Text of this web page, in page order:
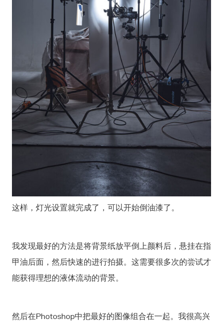
这样，灯光设置就完成了，可以开始倒油漆了。
我发现最好的方法是将背景纸放平倒上颜料后，悬挂在指
甲油后面，然后快速的进行拍摄。这需要很多次的尝试才
能获得理想的液体流动的背景。
然后在Photoshop中把最好的图像组合在一起。我很高兴